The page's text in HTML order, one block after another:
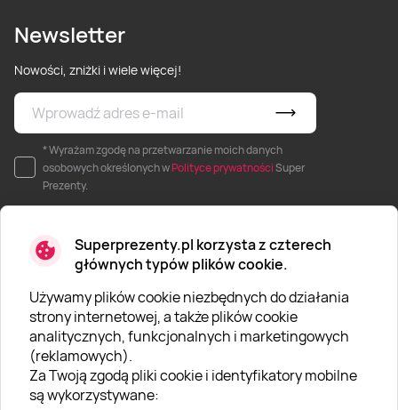
Superprezenty.pl korzysta z czterech
głównych typów plików cookie.
Używamy plików cookie niezbędnych do działania
strony internetowej, a także plików cookie
analitycznych, funkcjonalnych i marketingowych
(reklamowych).
Za Twoją zgodą pliki cookie i identyfikatory mobilne
są wykorzystywane:
Newsletter
Nowości, zniżki i wiele więcej!
* Wyrażam zgodę na przetwarzanie moich danych
osobowych określonych wPolityce prywatnościSuper
Prezenty.
O SUPERPREZENTY
O nas
Aktualności
Kariera w Super Prezentach